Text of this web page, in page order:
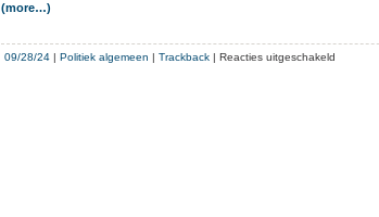
(more…)
09/28/24 | Politiek algemeen | Trackback | Reacties uitgeschakeld